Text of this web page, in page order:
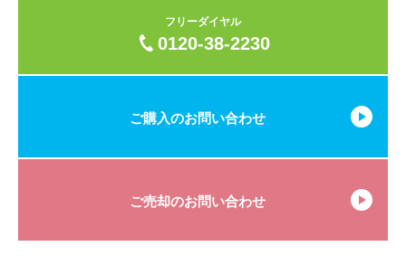
フリーダイヤル
0120-38-2230
ご購入のお問い合わせ
ご売却のお問い合わせ